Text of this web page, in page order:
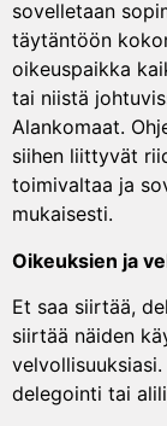
sovelletaan
täytäntöön
oikeuspaikka
tai niistä
Alankomaat.
siihen liittyvät
toimivaltaa ja
mukaisesti.
Oikeuksien ja
Et saa siirtää,
siirtää näiden
delegointi tai